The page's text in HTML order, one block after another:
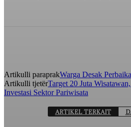
Artikulli paraprakWarga Desak
Artikulli tjetërTarget 20 Juta
Investasi Sektor Pariwisata
ARTIKEL TERKAIT